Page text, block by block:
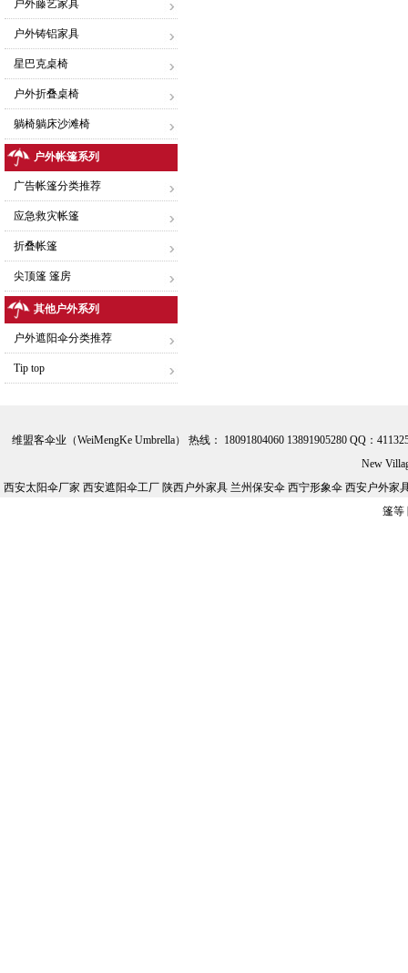
户外藤艺家具
户外铸铝家具
星巴克桌椅
户外折叠桌椅
躺椅躺床沙滩椅
户外帐篷系列
广告帐篷分类推荐
应急救灾帐篷
折叠帐篷
尖顶篷 篷房
其他户外系列
户外遮阳伞分类推荐
Tip top
维盟客伞业（WeiMengKe Umbrella） 热线： 18091804060 13891905280 QQ：
New
西安太阳伞厂家 西安遮阳伞工厂 陕西户外家具 兰州保安伞 西宁形象伞 西安户外
篷等